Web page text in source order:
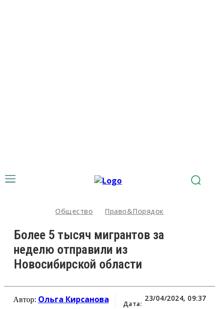
Общество Право&Порядок
Более 5 тысяч мигрантов за
неделю отправили из
Новосибирской области
Автор: Ольга Кирсанова Дата:
23/04/2024, 09:37